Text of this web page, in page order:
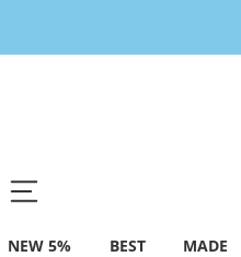
NEW 5% BEST MADE